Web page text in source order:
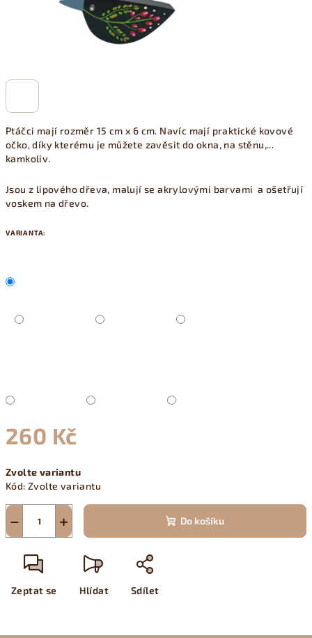
Ptáčci mají rozměr 15 cm x 6 cm. Navíc mají praktické kovové
očko, díky kterému je můžete zavěsit do okna, na stěnu,...
kamkoliv.
Jsou z lipového dřeva, malují se akrylovými barvami a ošetřují
voskem na dřevo.
VARIANTA:
260 Kč
cena:
Zvolte variantu
Kód: Zvolte variantu
+
− Do košíku
Zeptat se Hlídat Sdílet